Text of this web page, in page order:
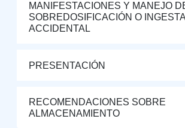
MANIFESTACIONES Y MANEJO
SOBREDOSIFICACIÓN O INGESTA
ACCIDENTAL
PRESENTACIÓN
RECOMENDACIONES SOBRE
ALMACENAMIENTO